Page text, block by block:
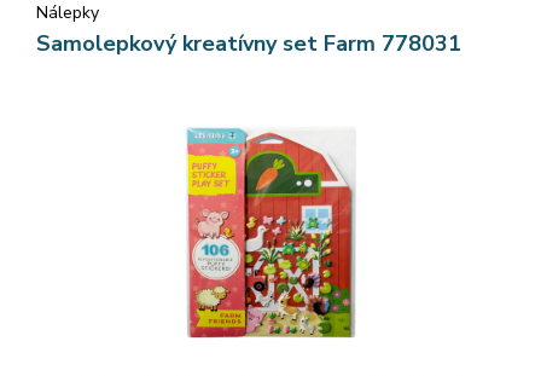
Nálepky
Samolepkový kreatívny set Farm 778031